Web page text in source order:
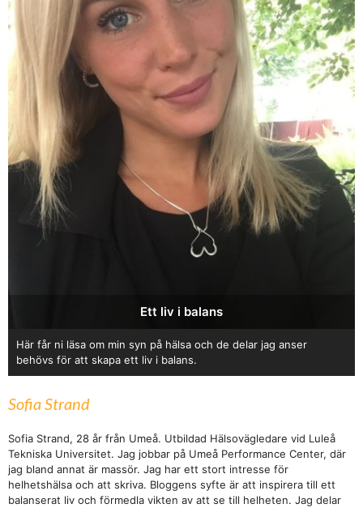
Ett liv i balans
Här får ni läsa om min syn på hälsa och de delar jag anser
behövs för att skapa ett liv i balans.
Sofia Strand
Sofia Strand, 28 år från Umeå. Utbildad Hälsovägledare vid Luleå
Tekniska Universitet. Jag jobbar på Umeå Performance Center, där
jag bland annat är massör. Jag har ett stort intresse för
helhetshälsa och att skriva. Bloggens syfte är att inspirera till ett
balanserat liv och förmedla vikten av att se till helheten. Jag delar